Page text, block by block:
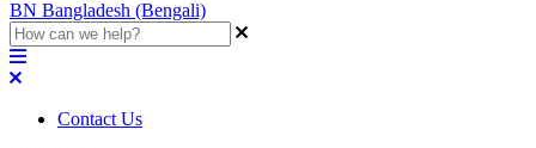
BN Bangladesh (Bengali)
Contact Us